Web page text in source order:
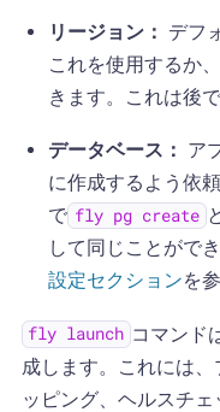
リージョン： デフ
これを使用するか
きます。これは後
データベース： ア
に作成するよう依
で fly pg create
して同じことがで
設定セクションを
fly launch コマンド
成します。これには
ッピング、ヘルスチ